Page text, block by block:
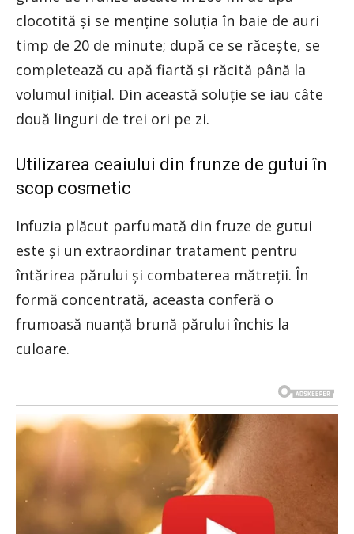
clocotită şi se menţine soluţia în baie de auri
timp de 20 de minute; după ce se răceşte, se
completează cu apă fiartă şi răcită până la
volumul iniţial. Din această soluţie se iau câte
două linguri de trei ori pe zi.
Utilizarea ceaiului din frunze de gutui în
scop cosmetic
Infuzia plăcut parfumată din fruze de gutui
este şi un extraordinar tratament pentru
întărirea părului şi combaterea mătreţii. În
formă concentrată, aceasta conferă o
frumoasă nuanţă brună părului închis la
culoare.